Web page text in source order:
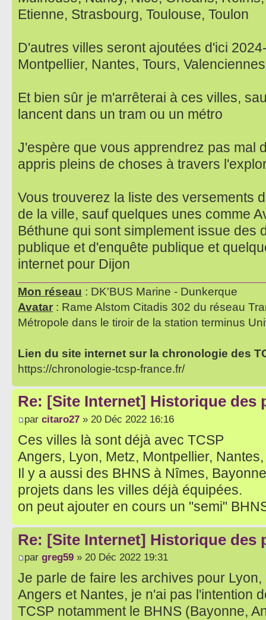
Etienne, Strasbourg, Toulouse, Toulon
D'autres villes seront ajoutées d'ici
Montpellier, Nantes, Tours, Valenciennes
Et bien sûr je m'arrêterai à ces villes,
lancent dans un tram ou un métro
J'espère que vous apprendrez pas mal
appris pleins de choses à travers
Vous trouverez la liste des versements
de la ville, sauf quelques unes comme
Béthune qui sont simplement issue des
publique et d'enquête publique et
internet pour Dijon
Mon réseau : DK'BUS Marine - Dunkerque
Avatar : Rame Alstom Citadis 302 du réseau
Métropole dans le tiroir de la station terminus
Lien du site internet sur la chronologie des
https://chronologie-tcsp-france.fr/
Re: [Site Internet] Historique des
par citaro27 » 20 Déc 2022 16:16
Ces villes là sont déjà avec TCSP
Angers, Lyon, Metz, Montpellier,
Il y a aussi des BHNS à Nîmes,
projets dans les villes déjà équipées.
on peut ajouter en cours un "semi"
Re: [Site Internet] Historique des
par greg59 » 20 Déc 2022 19:31
Je parle de faire les archives pour
Angers et Nantes, je n'ai pas l'intention
TCSP notamment le BHNS (Bayonne,